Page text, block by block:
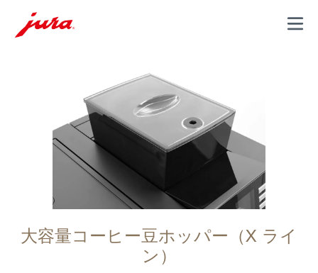
MENU
大容量コーヒー豆ホッパー（X ライ
ン）